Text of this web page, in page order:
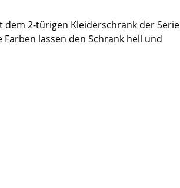
2-türigen Kleiderschrank der Serie
lassen den Schrank hell und